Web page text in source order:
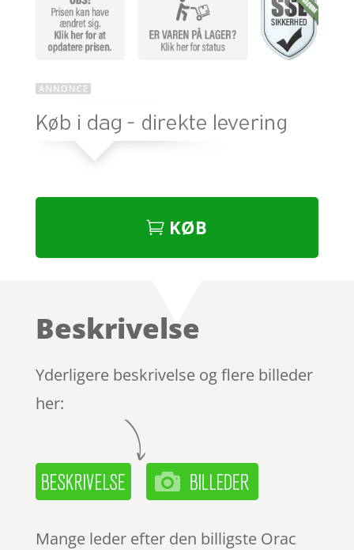
KØB
Beskrivelse
Yderligere beskrivelse og flere billeder
her:
Mange leder efter den billigste Orac